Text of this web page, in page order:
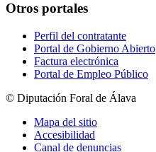
Otros portales
Perfil del contratante
Portal de Gobierno Abierto
Factura electrónica
Portal de Empleo Público
© Diputación Foral de Álava
Mapa del sitio
Accesibilidad
Canal de denuncias